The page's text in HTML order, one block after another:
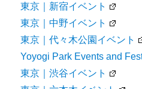
東京｜新宿イベント
東京｜中野イベント
東京｜代々木公園イベント
Yoyogi Park Events and
東京｜渋谷イベント